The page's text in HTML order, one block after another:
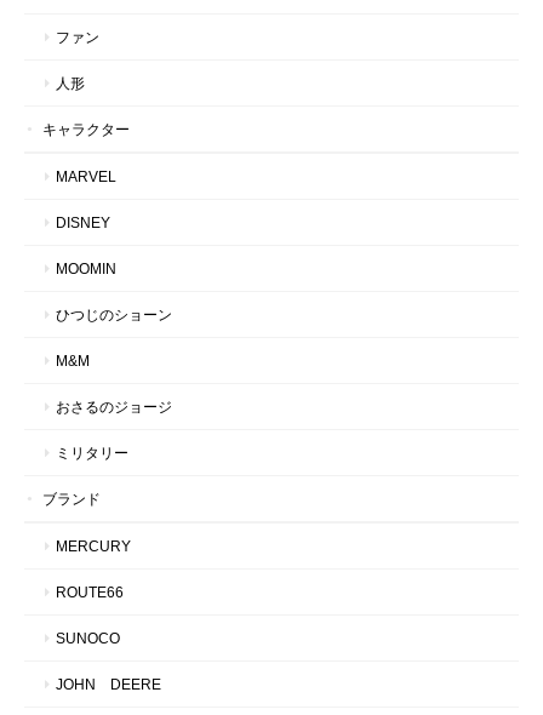
ファン
人形
キャラクター
MARVEL
DISNEY
MOOMIN
ひつじのショーン
M&M
おさるのジョージ
ミリタリー
ブランド
MERCURY
ROUTE66
SUNOCO
JOHN DEERE